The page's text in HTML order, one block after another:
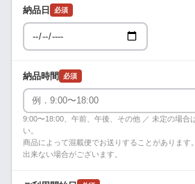
納品日 必須
納品時間 必須
9:00〜18:00、午前、午後、その他 ／ 未定の場合
い。
商品によって混載便でお送りすることがあります
出来ない場合がございます。